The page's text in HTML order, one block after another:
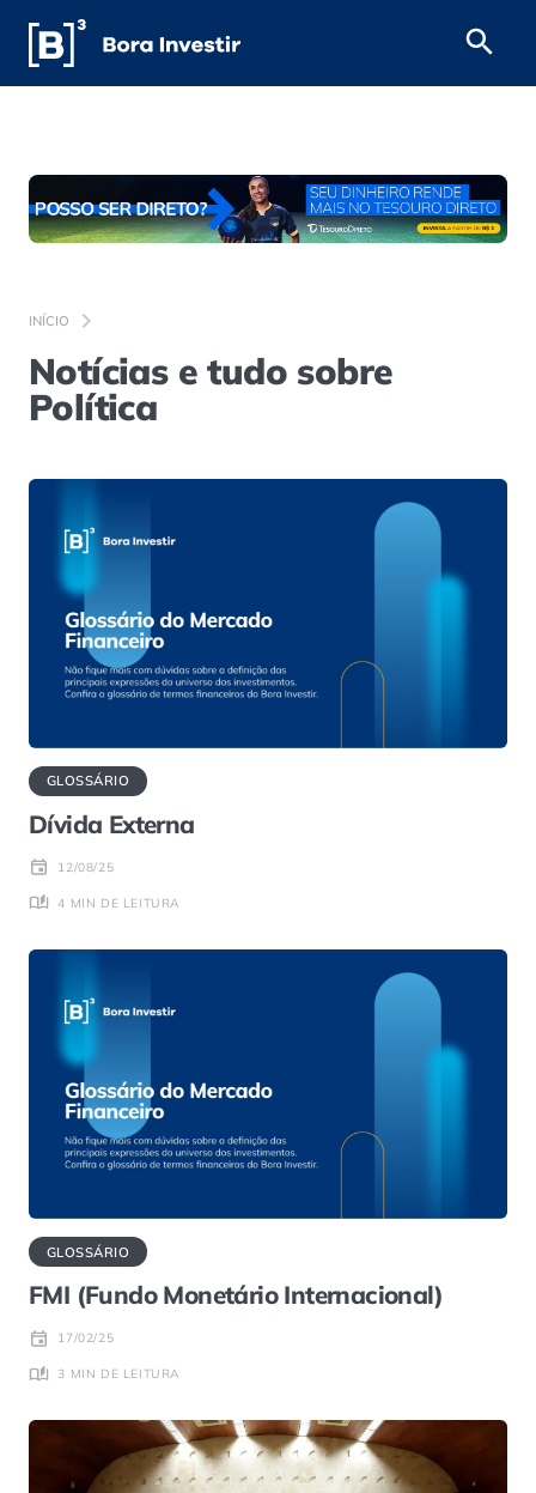
INÍCIO
Notícias e tudo sobre
Política
GLOSSÁRIO
Dívida Externa
12/08/25
4 MIN DE LEITURA
GLOSSÁRIO
FMI (Fundo Monetário Internacional)
17/02/25
3 MIN DE LEITURA